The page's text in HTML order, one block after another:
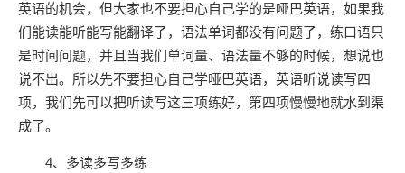
英语的机会，但大家也不要担心自己学的是哑巴英语，如果我
们能读能听能写能翻译了，语法单词都没有问题了，练口语只
是时间问题，并且当我们单词量、语法量不够的时候，想说也
说不出。所以先不要担心自己学哑巴英语，英语听说读写四
项，我们先可以把听读写这三项练好，第四项慢慢地就水到渠
成了。
4、多读多写多练